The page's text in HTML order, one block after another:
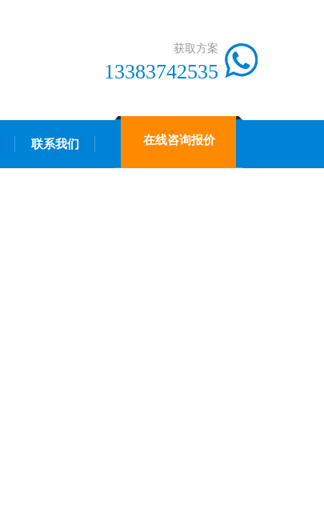
获取方案
13383742535
联系我们 在线咨询报价